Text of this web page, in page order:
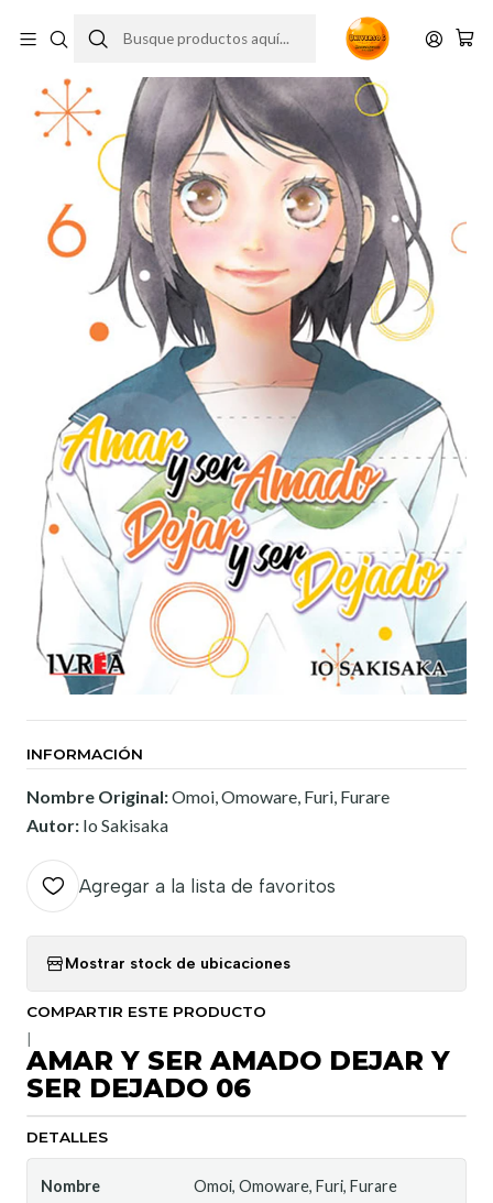
INFORMACIÓN
Nombre Original:Omoi, Omoware, Furi, Furare
Autor: Io Sakisaka
Agregar a la lista de favoritos
Mostrar stock de ubicaciones
COMPARTIR ESTE PRODUCTO
AMAR Y SER AMADO DEJAR Y
SER DEJADO 06
DETALLES
Nombre
Omoi, Omoware, Furi, Furare